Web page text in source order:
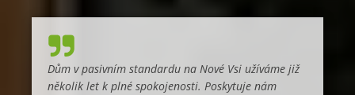
Dům v pasivním standardu na Nové Vsi užíváme již
několik let k plné spokojenosti. Poskytuje nám